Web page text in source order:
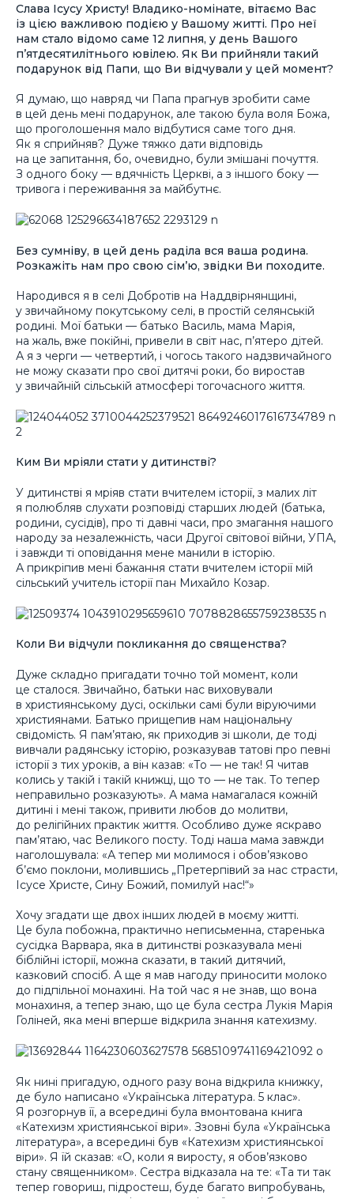
Слава Ісусу Христу! Владико-номінате, вітаємо Вас
із цією важливою подією у Вашому житті. Про неї
нам стало відомо саме 12 липня, у день Вашого
п’ятдесятилітнього ювілею. Як Ви прийняли такий
подарунок від Папи, що Ви відчували у цей момент?
Я думаю, що навряд чи Папа прагнув зробити саме
в цей день мені подарунок, але такою була воля Божа,
що проголошення мало відбутися саме того дня.
Як я сприйняв? Дуже тяжко дати відповідь
на це запитання, бо, очевидно, були змішані почуття.
З одного боку — вдячність Церкві, а з іншого боку —
тривога і переживання за майбутнє.
Без сумніву, в цей день раділа вся ваша родина.
Розкажіть нам про свою сім’ю, звідки Ви походите.
Народився я в селі Добротів на Наддвірнянщині,
у звичайному покутському селі, в простій селянській
родині. Мої батьки — батько Василь, мама Марія,
на жаль, вже покійні, привели в світ нас, п’ятеро дітей.
А я з черги — четвертий, і чогось такого надзвичайного
не можу сказати про свої дитячі роки, бо виростав
у звичайній сільській атмосфері тогочасного життя.
Ким Ви мріяли стати у дитинстві?
У дитинстві я мріяв стати вчителем історії, з малих літ
я полюбляв слухати розповіді старших людей (батька,
родини, сусідів), про ті давні часи, про змагання нашого
народу за незалежність, часи Другої світової війни, УПА,
і завжди ті оповідання мене манили в історію.
А прикріпив мені бажання стати вчителем історії мій
сільський учитель історії пан Михайло Козар.
Коли Ви відчули покликання до священства?
Дуже складно пригадати точно той момент, коли
це сталося. Звичайно, батьки нас виховували
в християнському дусі, оскільки самі були віруючими
християнами. Батько прищепив нам національну
свідомість. Я пам’ятаю, як приходив зі школи, де тоді
вивчали радянську історію, розказував татові про певні
історії з тих уроків, а він казав: «То — не так! Я читав
колись у такій і такій книжці, що то — не так. То тепер
неправильно розказують». А мама намагалася кожній
дитині і мені також, привити любов до молитви,
до релігійних практик життя. Особливо дуже яскраво
пам’ятаю, час Великого посту. Тоді наша мама завжди
наголошувала: «А тепер ми молимося і обов’язково
б’ємо поклони, молившись „Претерпівий за нас страсти,
Ісусе Христе, Сину Божий, помилуй нас!“»
Хочу згадати ще двох інших людей в моєму житті.
Це була побожна, практично неписьменна, старенька
сусідка Варвара, яка в дитинстві розказувала мені
біблійні історії, можна сказати, в такий дитячий,
казковий спосіб. А ще я мав нагоду приносити молоко
до підпільної монахині. На той час я не знав, що вона
монахиня, а тепер знаю, що це була сестра Лукія Марія
Голіней, яка мені вперше відкрила знання катехизму.
Як нині пригадую, одного разу вона відкрила книжку,
де було написано «Українська література. 5 клас».
Я розгорнув її, а всередині була вмонтована книга
«Катехизм християнської віри». Ззовні була «Українська
література», а всередині був «Катехизм християнської
віри». Я їй сказав: «О, коли я виросту, я обов’язково
стану священником». Сестра відказала на те: «Та ти так
тепер говориш, підростеш, буде багато випробувань,